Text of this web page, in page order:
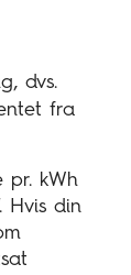
dvs.
fra
pr. kWh
Hvis din